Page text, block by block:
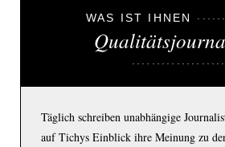
WAS IST IHNEN
Täglich schreiben unabhängige
auf Tichys Einblick ihre Meinung zu